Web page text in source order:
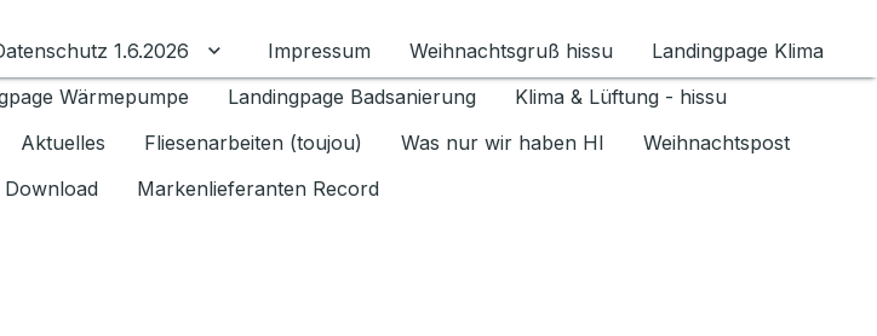
für Ratgeber umschalten
1.6.2026 Untermenü für Datenschutz 1.6.2026 umschalten
Impressum Weihnachtsgruß hissu
Landingpage Klima
Wärmepumpe Landingpage Badsanierung
Klima & Lüftung - hissu
Aktuelles Fliesenarbeiten (toujou) Was nur wir haben HI
Weihnachtspost
Download Markenlieferanten Record